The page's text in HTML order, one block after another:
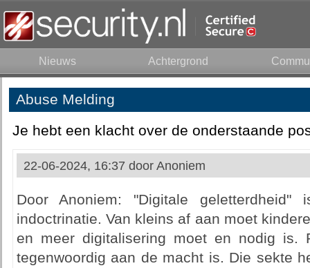
Nieuws Achtergrond
Abuse Melding
Je hebt een klacht over de onderstaande
22-06-2024, 16:37 door Anoniem
Door Anoniem: "Digitale
indoctrinatie. Van kleins af aan moet
en meer digitalisering moet en nodig is.
tegenwoordig aan de macht is. Die sekte